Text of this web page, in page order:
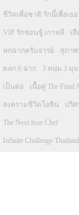
ชีวิตเพื่อชาติ รักนี้เพื่อเธอ
VIP รักซ่อนชู้ เกาหลี เ
หกฉากครับจารย์ สุภา
ตลก 6 ฉาก 3 หนุ่ม 3 มุม
เป็นต่อ เนื้อคู่ The Final
สงครามชีวิตโอชิน ปริ
The Next Iron Chef
Infinite Challenge